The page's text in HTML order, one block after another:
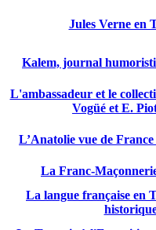
Jules Verne en
Kalem, journal
L'ambassadeur et le
Vogüé et E.
L’Anatolie vue de
La Franc-
La langue française en